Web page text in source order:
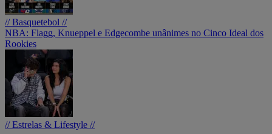
// Basquetebol //
NBA: Flagg, Knueppel e Edgecombe unânimes no Cinco Ideal dos
Rookies
// Estrelas & Lifestyle //